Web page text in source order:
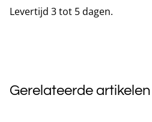
Levertijd 3 tot 5 dagen.
Gerelateerde artikelen